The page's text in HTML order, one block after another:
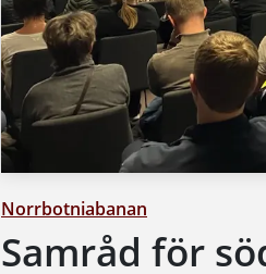
Norrbotniabanan
Samråd för